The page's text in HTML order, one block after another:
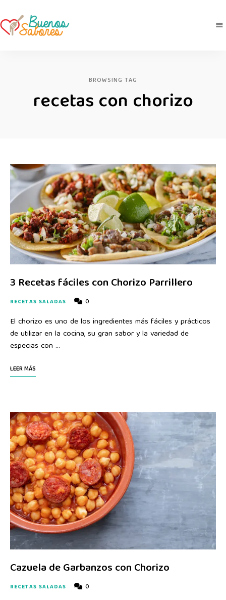
BROWSING TAG
recetas con chorizo
3 Recetas fáciles con Chorizo Parrillero
RECETAS SALADAS 0
El chorizo es uno de los ingredientes más fáciles y prácticos
de utilizar en la cocina, su gran sabor y la variedad de
especias con …
LEER MÁS
Cazuela de Garbanzos con Chorizo
RECETAS SALADAS 0